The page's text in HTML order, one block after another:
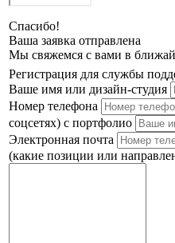
Спасибо!
Ваша заявка отправлена
Мы свяжемся с вами в
Регистрация для службы
Ваше имя или дизайн-студия
Номер телефона
соцсетях) с портфолио
Электронная почта
(какие позиции или